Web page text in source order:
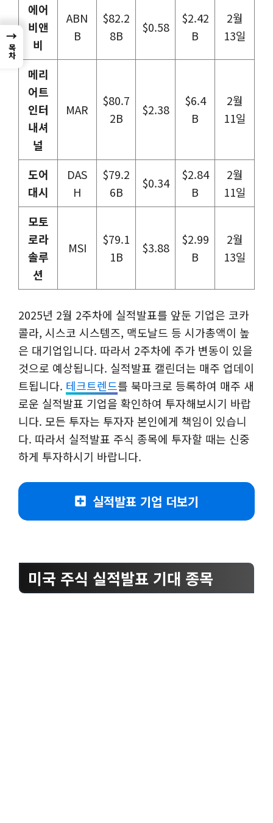
에어
비앤
비
ABN
B
$82.2
8B
$0.58
$2.42
B
2월
13일
메리
어트
인터
내셔
널
MAR
$80.7
2B
$2.38
$6.4
B
2월
11일
도어
대시
DAS
H
$79.2
6B
$0.34
$2.84
B
2월
11일
모토
로라
솔루
션
MSI
$79.1
1B
$3.88
$2.99
B
2월
13일
2025년 2월 2주차에 실적발표를 앞둔 기업은 코카
콜라, 시스코 시스템즈, 맥도날드 등 시가총액이 높
은 대기업입니다. 따라서 2주차에 주가 변동이 있을
것으로 예상됩니다. 실적발표 캘린더는 매주 업데이
트됩니다. 테크트렌드를 북마크로 등록하여 매주 새
로운 실적발표 기업을 확인하여 투자해보시기 바랍
니다. 모든 투자는 투자자 본인에게 책임이 있습니
다. 따라서 실적발표 주식 종목에 투자할 때는 신중
하게 투자하시기 바랍니다.
실적발표 기업 더보기
미국 주식 실적발표 기대 종목
→
목차